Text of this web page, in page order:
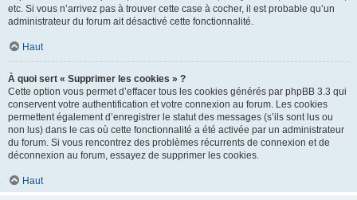
etc. Si vous n’arrivez pas à trouver cette case à cocher, il est probable qu’un
administrateur du forum ait désactivé cette fonctionnalité.
Haut
À quoi sert « Supprimer les cookies » ?
Cette option vous permet d’effacer tous les cookies générés par phpBB 3.3 qui
conservent votre authentification et votre connexion au forum. Les cookies
permettent également d’enregistrer le statut des messages (s’ils sont lus ou
non lus) dans le cas où cette fonctionnalité a été activée par un administrateur
du forum. Si vous rencontrez des problèmes récurrents de connexion et de
déconnexion au forum, essayez de supprimer les cookies.
Haut